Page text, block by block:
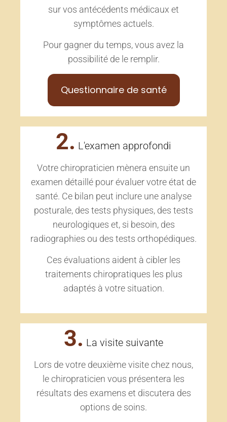
sur vos antécédents médicaux et
symptômes actuels.
Pour gagner du temps, vous avez la
possibilité de le remplir.
Questionnaire de santé
2. L'examen approfondi
Votre chiropraticien mènera ensuite un
examen détaillé pour évaluer votre état de
santé. Ce bilan peut inclure une analyse
posturale, des tests physiques, des tests
neurologiques et, si besoin, des
radiographies ou des tests orthopédiques.
Ces évaluations aident à cibler les
traitements chiropratiques les plus
adaptés à votre situation.
3. La visite suivante
Lors de votre deuxième visite chez nous,
le chiropraticien vous présentera les
résultats des examens et discutera des
options de soins.